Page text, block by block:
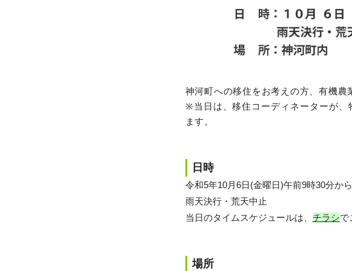
神河町への移住をお考えの方、有機農
※当日は、移住コーディネーターが、
ます。
日時
令和5年10月6日(金曜日)午前9時30分か
雨天決行・荒天中止
当日のタイムスケジュールは、 チラシで
場所